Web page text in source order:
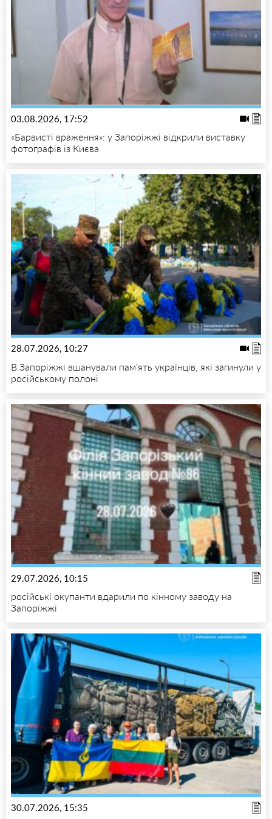
03.08.2026, 17:52
«Барвисті враження»: у Запоріжжі відкрили виставку
фотографів із Києва
28.07.2026, 10:27
В Запоріжжі вшанували пам’ять українців, які загинули у
російському полоні
29.07.2026, 10:15
російські окупанти вдарили по кінному заводу на
Запоріжжі
30.07.2026, 15:35